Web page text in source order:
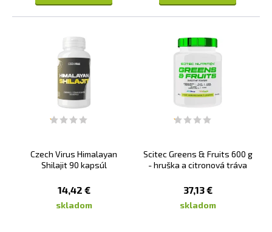
Czech Virus Himalayan
Shilajit 90 kapsúl
14,42 €
skladom
Scitec Greens & Fruits 600 g
- hruška a citronová tráva
37,13 €
skladom